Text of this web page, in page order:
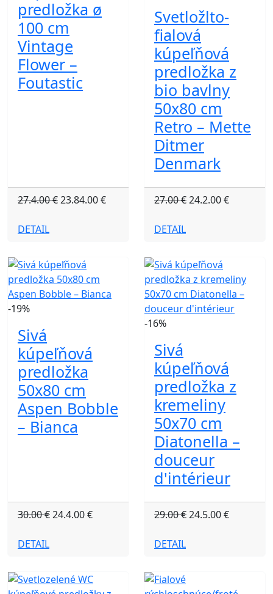
predložka ø
100 cm
Vintage
Flower –
Foutastic
27.4.00 €23.84.00 €
DETAIL
Svetložlto-
fialová
kúpeľňová
predložka z
bio bavlny
50x80 cm
Retro – Mette
Ditmer
Denmark
27.00 €24.2.00 €
DETAIL
-19%
Sivá
kúpeľňová
predložka
50x80 cm
Aspen Bobble
– Bianca
30.00 €24.4.00 €
DETAIL
-16%
Sivá
kúpeľňová
predložka z
kremeliny
50x70 cm
Diatonella –
douceur
d'intérieur
29.00 €24.5.00 €
DETAIL